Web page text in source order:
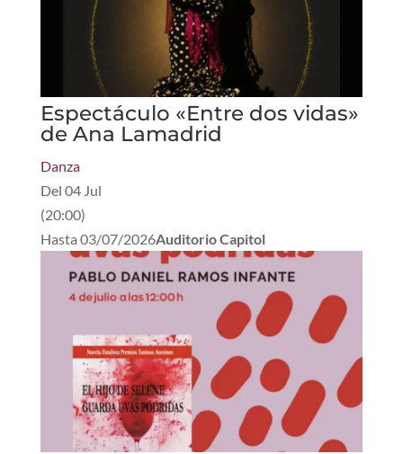
Espectáculo «Entre dos vidas»
de Ana Lamadrid
Danza
Del 04 Jul
(20:00)
Hasta 03/07/2026Auditorio Capitol